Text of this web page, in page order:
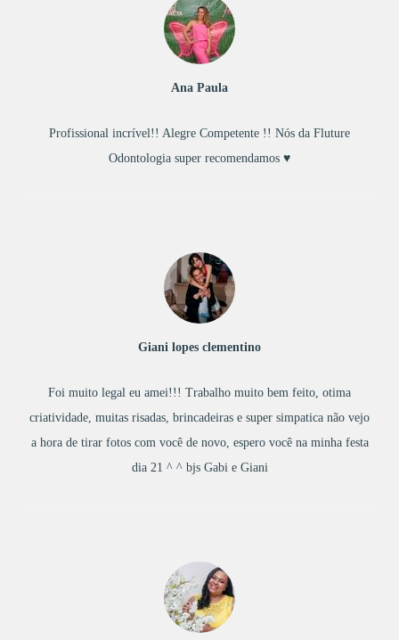
Profissional incrível!! Alegre Competente !! Nós da Fluture
Odontologia super recomendamos ♥️
Ana Paula
Foi muito legal eu amei!!! Trabalho muito bem feito, otima
criatividade, muitas risadas, brincadeiras e super simpatica não vejo
a hora de tirar fotos com você de novo, espero você na minha festa
dia 21 ^ ^ bjs Gabi e Giani
Giani lopes clementino